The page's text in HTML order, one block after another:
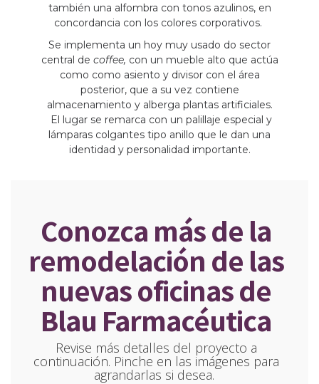
también una alfombra con tonos azulinos, en
concordancia con los colores corporativos.
Se implementa un hoy muy usado do sector
central de coffee, con un mueble alto que actúa
como como asiento y divisor con el área
posterior, que a su vez contiene
almacenamiento y alberga plantas artificiales.
El lugar se remarca con un palillaje especial y
lámparas colgantes tipo anillo que le dan una
identidad y personalidad importante.
Conozca más de la
remodelación de las
nuevas oficinas de
Blau Farmacéutica
Revise más detalles del proyecto a
continuación. Pinche en las imágenes para
agrandarlas si desea.